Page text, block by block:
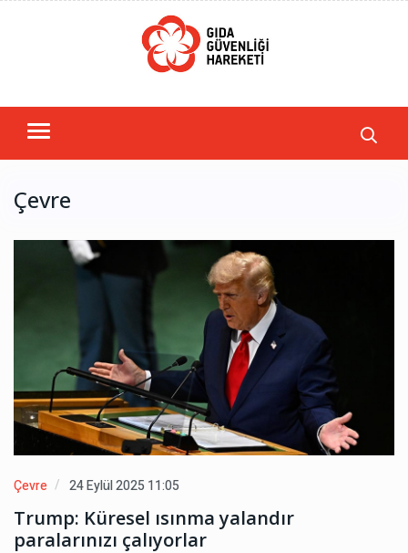
Çevre
Çevre 24 Eylül 2025 11:05
Trump: Küresel ısınma yalandır
paralarınızı çalıyorlar